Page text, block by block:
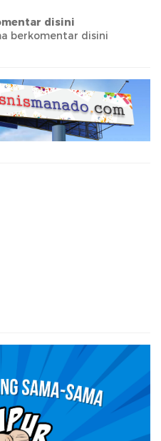
disini
berkomentar disini